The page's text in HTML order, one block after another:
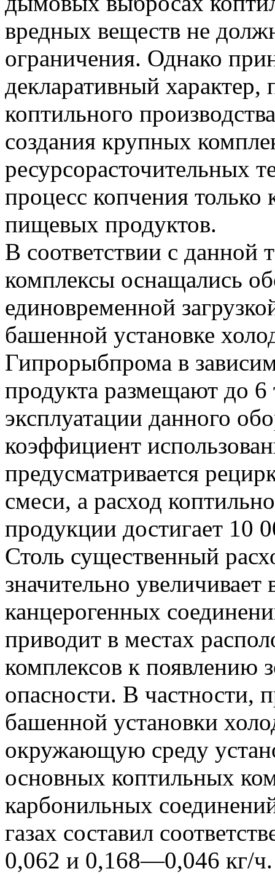
вредных веществ не
ограничения. Однако
декларативный характер,
коптильного
создания крупных
ресурсорасточительных
процесс копчения только
пищевых продуктов.
В соответствии с данной
комплексы оснащались
единовременной
башенной установке
Гипрорыбпрома в
продукта размещают до 6
эксплуатации данного
коэффициент
предусматривается
смеси, а расход
продукции достигает 10
Столь существенный
значительно увеличивает
канцерогенных
приводит в местах
комплексов к появлению
опасности. В частности,
башенной установки
окружающую среду
основных коптильных
карбонильных
газах составил
0,062 и 0,168—0,046 кг/ч.